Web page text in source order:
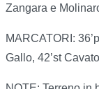
Zangara e
MARCATORI:
Gallo, 42’st